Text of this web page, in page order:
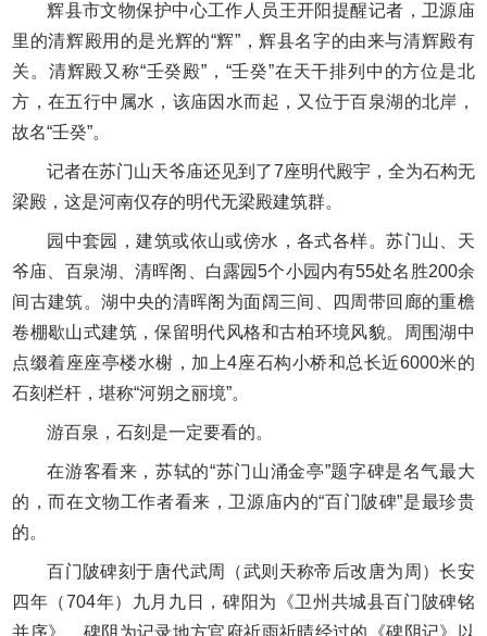
辉县市文物保护中心工作人员王开阳提醒记者，卫源庙
里的清辉殿用的是光辉的“辉”，辉县名字的由来与清辉殿有
关。清辉殿又称“壬癸殿”，“壬癸”在天干排列中的方位是北
方，在五行中属水，该庙因水而起，又位于百泉湖的北岸，
故名“壬癸”。
记者在苏门山天爷庙还见到了7座明代殿宇，全为石构无
梁殿，这是河南仅存的明代无梁殿建筑群。
园中套园，建筑或依山或傍水，各式各样。苏门山、天
爷庙、百泉湖、清晖阁、白露园5个小园内有55处名胜200余
间古建筑。湖中央的清晖阁为面阔三间、四周带回廊的重檐
卷棚歇山式建筑，保留明代风格和古柏环境风貌。周围湖中
点缀着座座亭楼水榭，加上4座石构小桥和总长近6000米的
石刻栏杆，堪称“河朔之丽境”。
游百泉，石刻是一定要看的。
在游客看来，苏轼的“苏门山涌金亭”题字碑是名气最大
的，而在文物工作者看来，卫源庙内的“百门陂碑”是最珍贵
的。
百门陂碑刻于唐代武周（武则天称帝后改唐为周）长安
四年（704年）九月九日，碑阳为《卫州共城县百门陂碑铭